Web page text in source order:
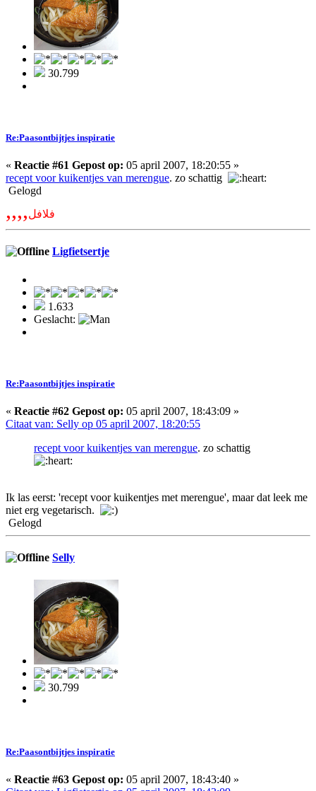
30.799
Re:Paasontbijtjes inspiratie
« Reactie #61 Gepost op: 05 april 2007, 18:20:55 »
recept voor kuikentjes van merengue. zo schattig
Gelogd
,,,,فلافل
Ligfietsertje
1.633
Geslacht:
Re:Paasontbijtjes inspiratie
« Reactie #62 Gepost op: 05 april 2007, 18:43:09 »
Citaat van: Selly op 05 april 2007, 18:20:55
recept voor kuikentjes van merengue. zo schattig
Ik las eerst: 'recept voor kuikentjes met merengue', maar dat leek me
niet erg vegetarisch.
Gelogd
Selly
30.799
Re:Paasontbijtjes inspiratie
« Reactie #63 Gepost op: 05 april 2007, 18:43:40 »